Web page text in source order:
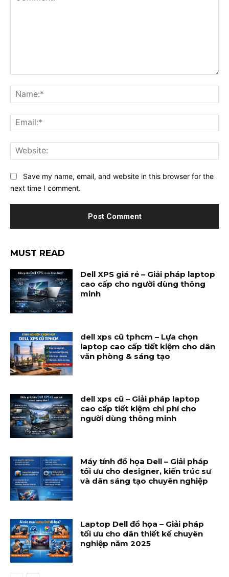
Save my name, email, and website in this browser for the
next time I comment.
MUST READ
Dell XPS giá rẻ – Giải pháp laptop
cao cấp cho người dùng thông
minh
dell xps cũ tphcm – Lựa chọn
laptop cao cấp tiết kiệm cho dân
văn phòng & sáng tạo
dell xps cũ – Giải pháp laptop
cao cấp tiết kiệm chi phí cho
người dùng thông minh
Máy tính đồ họa Dell – Giải pháp
tối ưu cho designer, kiến trúc sư
và dân sáng tạo chuyên nghiệp
Laptop Dell đồ họa – Giải pháp
tối ưu cho dân thiết kế chuyên
nghiệp năm 2025